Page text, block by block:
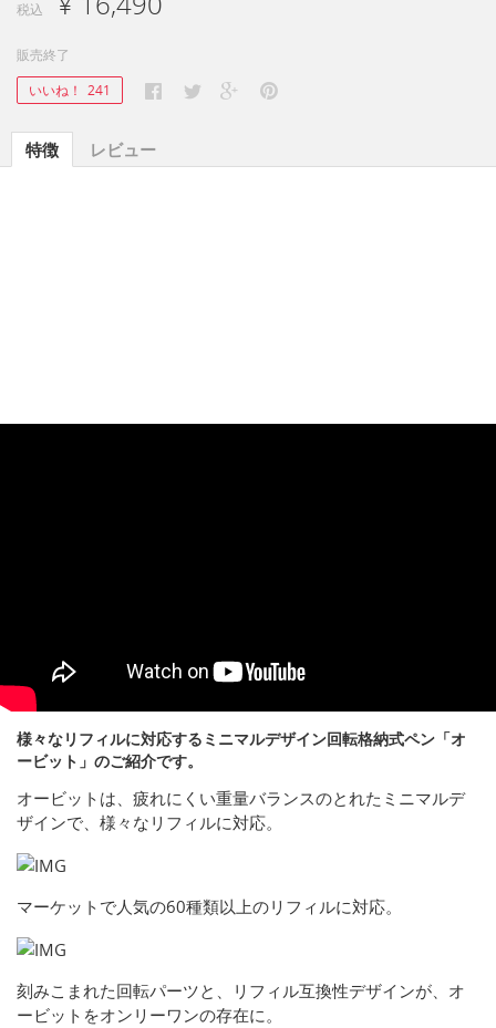
税込
販売終了
いいね！ 241
特徴 レビュー
様々なリフィルに対応するミニマルデザイン回転格納式ペン「オ
ービット」のご紹介です。
オービットは、疲れにくい重量バランスのとれたミニマルデ
ザインで、様々なリフィルに対応。
マーケットで人気の60種類以上のリフィルに対応。
刻みこまれた回転パーツと、リフィル互換性デザインが、オ
ービットをオンリーワンの存在に。